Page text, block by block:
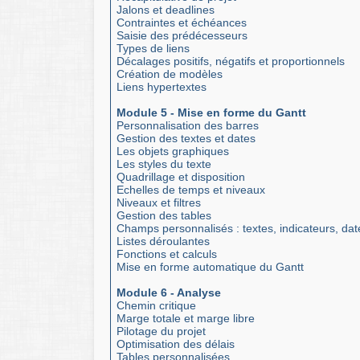
Jalons et deadlines
Contraintes et échéances
Saisie des prédécesseurs
Types de liens
Décalages positifs, négatifs et proportionnels
Création de modèles
Liens hypertextes
Module 5 - Mise en forme du Gantt
Personnalisation des barres
Gestion des textes et dates
Les objets graphiques
Les styles du texte
Quadrillage et disposition
Echelles de temps et niveaux
Niveaux et filtres
Gestion des tables
Champs personnalisés : textes, indicateurs,
Listes déroulantes
Fonctions et calculs
Mise en forme automatique du Gantt
Module 6 - Analyse
Chemin critique
Marge totale et marge libre
Pilotage du projet
Optimisation des délais
Tables personnalisées